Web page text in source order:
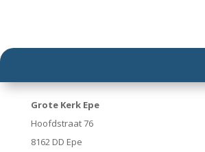
Grote Kerk Epe
Hoofdstraat 76
8162 DD Epe